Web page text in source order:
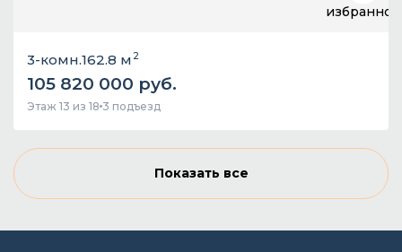
3-комн.162.8 м 2
105 820 000 руб.
Этаж 13 из 18 3 подъезд
Показать все